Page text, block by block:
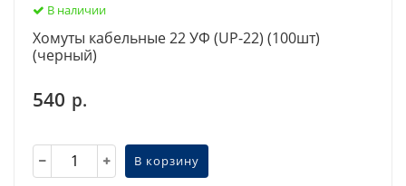
В наличии
Хомуты кабельные 22 УФ (UP-22) (100шт)
(черный)
540 р.
В корзину